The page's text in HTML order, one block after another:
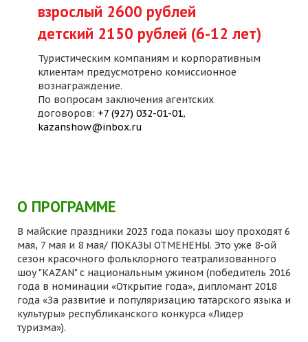
взрослый 2600 рублей
детский 2150 рублей (6-12 лет)
Туристическим компаниям и корпоративным
клиентам предусмотрено комиссионное
вознаграждение.
По вопросам заключения агентских
договоров: +7 (927) 032-01-01,
kazanshow@inbox.ru
О ПРОГРАММЕ
В майские праздники 2023 года показы шоу проходят 6
мая, 7 мая и 8 мая/ ПОКАЗЫ ОТМЕНЕНЫ. Это уже 8-ой
сезон красочного фольклорного театрализованного
шоу "KAZAN" с национальным ужином (победитель 2016
года в номинации «Открытие года», дипломант 2018
года «За развитие и популяризацию татарского языка и
культуры» республиканского конкурса «Лидер
туризма»).